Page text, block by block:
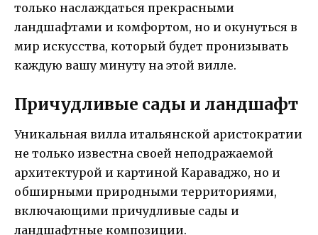
только наслаждаться прекрасными
ландшафтами и комфортом, но и окунуться в
мир искусства, который будет пронизывать
каждую вашу минуту на этой вилле.
Причудливые сады и ландшафт
Уникальная вилла итальянской аристократии
не только известна своей неподражаемой
архитектурой и картиной Караваджо, но и
обширными природными территориями,
включающими причудливые сады и
ландшафтные композиции.